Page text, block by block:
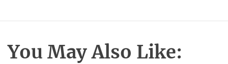
You May Also Like: